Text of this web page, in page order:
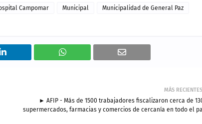
Campomar Municipal
Municipalidad de General Paz
MÁS RECIENTES
► AFIP - Más de 1500 trabajadores fiscalizaron cerca de
supermercados, farmacias y comercios de cercanía en todo el